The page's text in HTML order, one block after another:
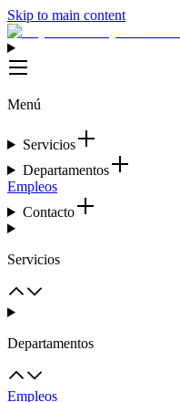
Skip to main content
Menú
Servicios
Departamentos
Empleos
Contacto
Servicios
Departamentos
Empleos